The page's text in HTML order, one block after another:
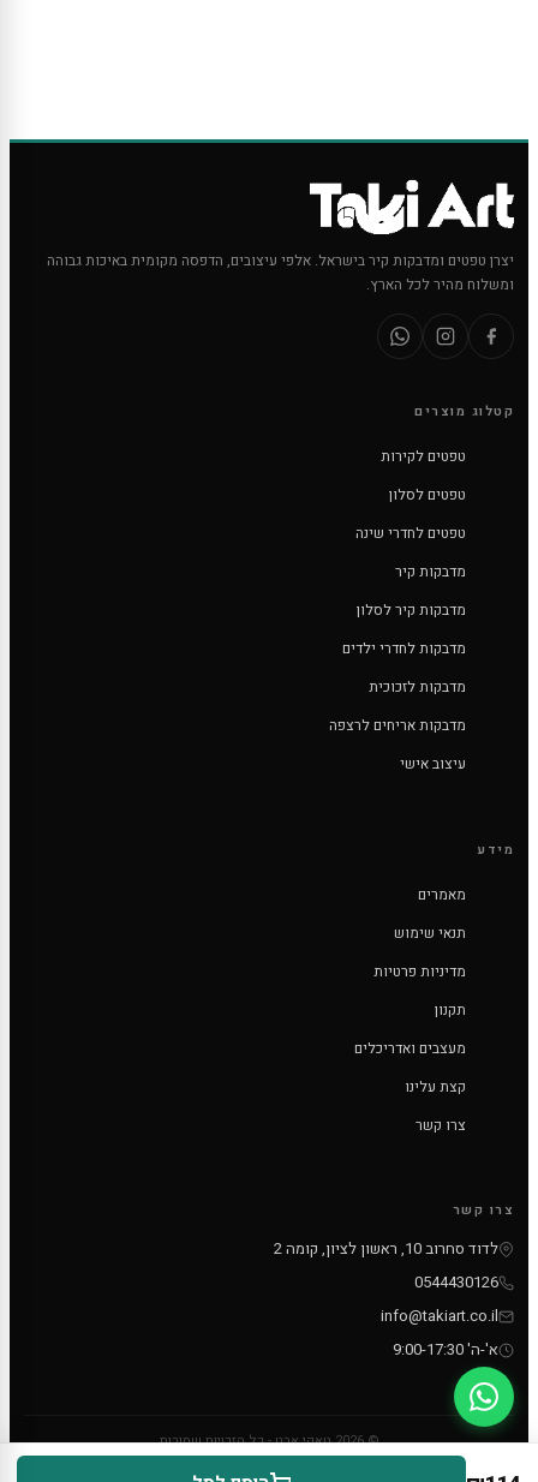
יצרן טפטים ומדבקות קיר בישראל. אלפי עיצובים, הדפסה מקומית באיכות גבוהה
ומשלוח מהיר לכל הארץ.
קטלוג מוצרים
טפטים לקירות
טפטים לסלון
טפטים לחדרי שינה
מדבקות קיר
מדבקות קיר לסלון
מדבקות לחדרי ילדים
מדבקות לזכוכית
מדבקות אריחים לרצפה
עיצוב אישי
מידע
מאמרים
תנאי שימוש
מדיניות פרטיות
תקנון
מעצבים ואדריכלים
קצת עלינו
צרו קשר
צרו קשר
לדוד סחרוב 10, ראשון לציון, קומה 2
0544430126
info@takiart.co.il
א'-ה' 9:00-17:30
© 2026 טאקי ארט - כל הזכויות שמורות